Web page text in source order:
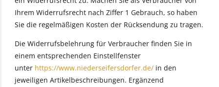
Ihrem Widerrufsrecht nach Ziffer 1 Gebrauch, so haben
Sie die regelmäßigen Kosten der Rücksendung zu tragen.
Die Widerrufsbelehrung für Verbraucher finden Sie in
einem entsprechenden Einstellfenster
unter https://www.niederseifersdorfer.de/ in den
jeweiligen Artikelbeschreibungen. Ergänzend